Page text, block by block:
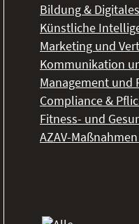
Bildung &
Künstliche
Marketing und
Kommunikation
Management und
Compliance &
Fitness- und
AZAV-